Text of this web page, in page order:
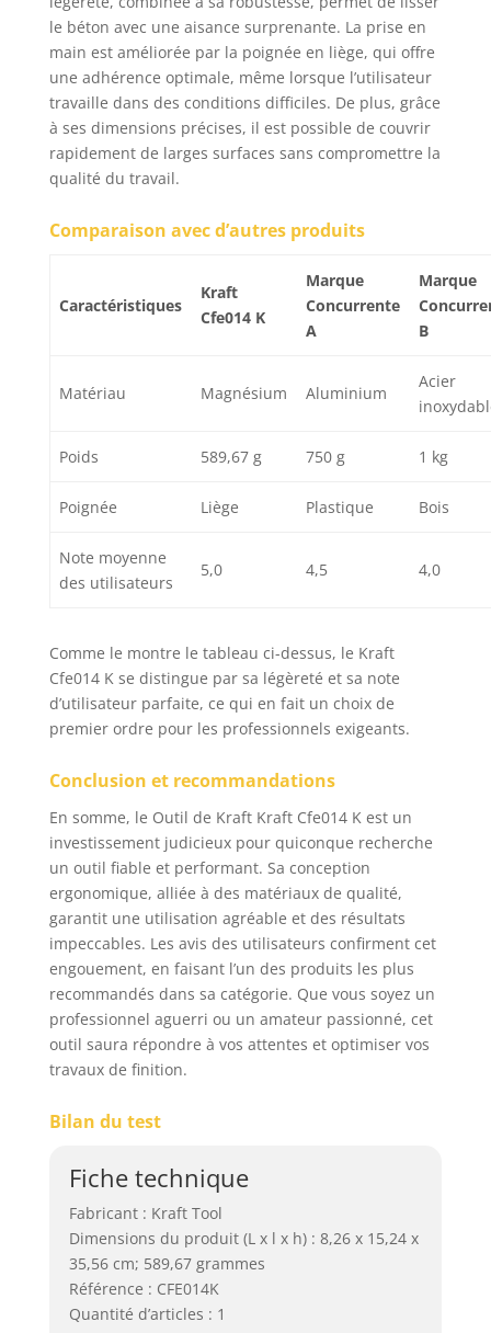
le béton avec une aisance surprenante. La prise en
main est améliorée par la poignée en liège, qui offre
une adhérence optimale, même lorsque l’utilisateur
travaille dans des conditions difficiles. De plus, grâce
à ses dimensions précises, il est possible de couvrir
rapidement de larges surfaces sans compromettre la
qualité du travail.
Comparaison avec d’autres produits
Caractéristiques
Kraft
Cfe014 K
Marque
Concurrente
A
Marque
B
Matériau Magnésium Aluminium
Acier
Poids 589,67 g 750 g 1 kg
Poignée Liège Plastique Bois
Note moyenne
des utilisateurs
5,0 4,5 4,0
Comme le montre le tableau ci-dessus, le Kraft
Cfe014 K se distingue par sa légèreté et sa note
d’utilisateur parfaite, ce qui en fait un choix de
premier ordre pour les professionnels exigeants.
Conclusion et recommandations
En somme, le Outil de Kraft Kraft Cfe014 K est un
investissement judicieux pour quiconque recherche
un outil fiable et performant. Sa conception
ergonomique, alliée à des matériaux de qualité,
garantit une utilisation agréable et des résultats
impeccables. Les avis des utilisateurs confirment cet
engouement, en faisant l’un des produits les plus
recommandés dans sa catégorie. Que vous soyez un
professionnel aguerri ou un amateur passionné, cet
outil saura répondre à vos attentes et optimiser vos
travaux de finition.
Bilan du test
Fiche technique
Fabricant : Kraft Tool
Dimensions du produit (L x l x h) : 8,26 x 15,24 x
35,56 cm; 589,67 grammes
Référence : CFE014K
Quantité d’articles : 1